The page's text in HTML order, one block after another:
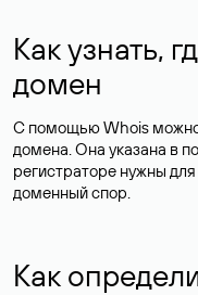
Как узнать,
домен
С помощью Whois
домена. Она указана в
регистраторе нужны
доменный спор.
Как